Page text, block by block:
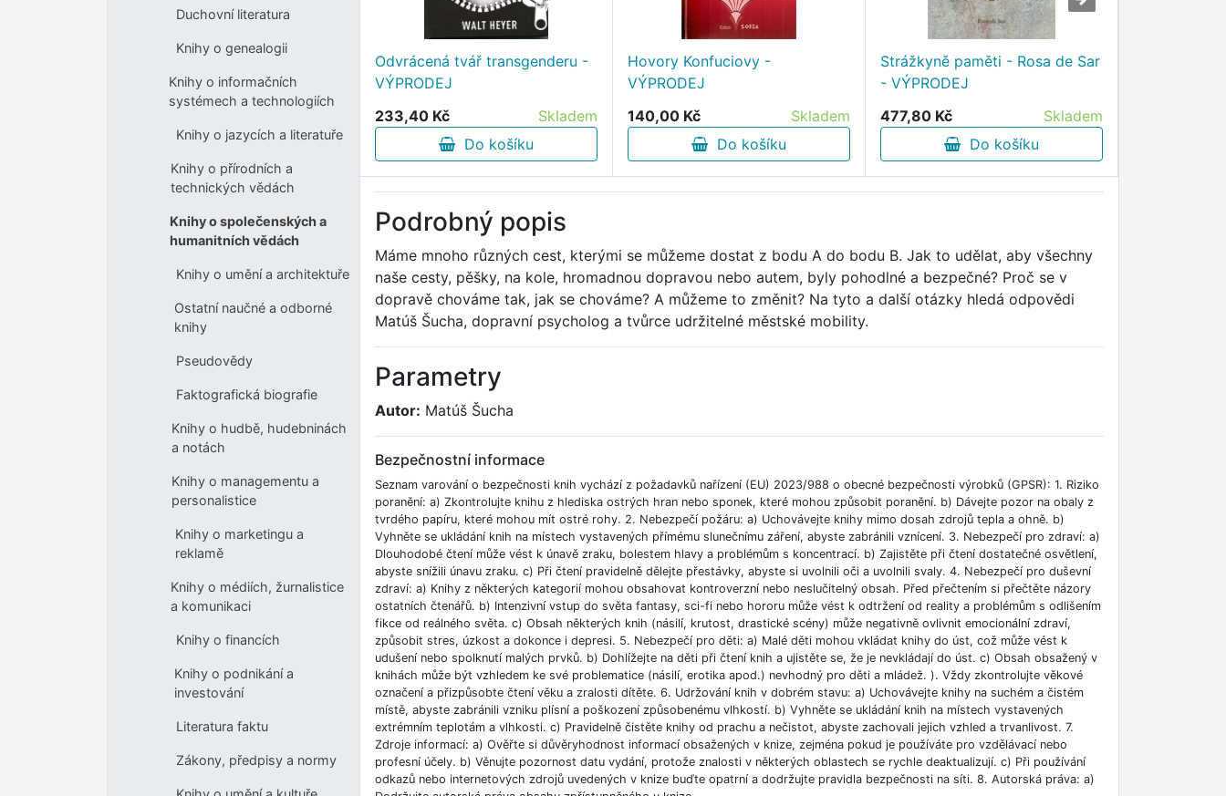
Duchovní literatura
Knihy o genealogii
Knihy o informačních
systémech a technologiích
Knihy o jazycích a literatuře
Knihy o přírodních a
technických vědách
Knihy o společenských a
humanitních vědách
Knihy o umění a architektuře
Ostatní naučné a odborné
knihy
Pseudovědy
Faktografická biografie
Knihy o hudbě, hudebninách
a notách
Knihy o managementu a
personalistice
Knihy o marketingu a
reklamě
Knihy o médiích, žurnalistice
a komunikaci
Knihy o financích
Knihy o podnikání a
investování
Literatura faktu
Zákony, předpisy a normy
Odvrácená tvář transgenderu -
VÝPRODEJ
233,40 Kč
Skladem
Do košíku
Hovory Konfuciovy -
VÝPRODEJ
140,00 Kč
Skladem
Do košíku
Strážkyně paměti - Rosa de Sar
- VÝPRODEJ
477,80 Kč
Skladem
Do košíku
Podrobný popis
Máme mnoho různých cest, kterými se můžeme dostat z bodu A do bodu B. Jak to udělat, aby všechny
naše cesty, pěšky, na kole, hromadnou dopravou nebo autem, byly pohodlné a bezpečné? Proč se v
dopravě chováme tak, jak se chováme? A můžeme to změnit? Na tyto a další otázky hledá odpovědi
Matúš Šucha, dopravní psycholog a tvůrce udržitelné městské mobility.
Parametry
Autor: Matúš Šucha
Bezpečnostní informace
Seznam varování o bezpečnosti knih vychází z požadavků nařízení (EU) 2023/988 o obecné bezpečnosti výrobků (GPSR): 1. Riziko
poranění: a) Zkontrolujte knihu z hlediska ostrých hran nebo sponek, které mohou způsobit poranění. b) Dávejte pozor na obaly z
tvrdého papíru, které mohou mít ostré rohy. 2. Nebezpečí požáru: a) Uchovávejte knihy mimo dosah zdrojů tepla a ohně. b)
Vyhněte se ukládání knih na místech vystavených přímému slunečnímu záření, abyste zabránili vznícení. 3. Nebezpečí pro zdraví: a)
Dlouhodobé čtení může vést k únavě zraku, bolestem hlavy a problémům s koncentrací. b) Zajistěte při čtení dostatečné osvětlení,
abyste snížili únavu zraku. c) Při čtení pravidelně dělejte přestávky, abyste si uvolnili oči a uvolnili svaly. 4. Nebezpečí pro duševní
zdraví: a) Knihy z některých kategorií mohou obsahovat kontroverzní nebo neslučitelný obsah. Před přečtením si přečtěte názory
ostatních čtenářů. b) Intenzivní vstup do světa fantasy, sci-fi nebo hororu může vést k odtržení od reality a problémům s odlišením
fikce od reálného světa. c) Obsah některých knih (násilí, krutost, drastické scény) může negativně ovlivnit emocionální zdraví,
způsobit stres, úzkost a dokonce i depresi. 5. Nebezpečí pro děti: a) Malé děti mohou vkládat knihy do úst, což může vést k
udušení nebo spolknutí malých prvků. b) Dohlížejte na děti při čtení knih a ujistěte se, že je nevkládají do úst. c) Obsah obsažený v
knihách může být vzhledem ke své problematice (násilí, erotika apod.) nevhodný pro děti a mládež. ). Vždy zkontrolujte věkové
označení a přizpůsobte čtení věku a zralosti dítěte. 6. Udržování knih v dobrém stavu: a) Uchovávejte knihy na suchém a čistém
místě, abyste zabránili vzniku plísní a poškození způsobenému vlhkostí. b) Vyhněte se ukládání knih na místech vystavených
extrémním teplotám a vlhkosti. c) Pravidelně čistěte knihy od prachu a nečistot, abyste zachovali jejich vzhled a trvanlivost. 7.
Zdroje informací: a) Ověřte si důvěryhodnost informací obsažených v knize, zejména pokud je používáte pro vzdělávací nebo
profesní účely. b) Věnujte pozornost datu vydání, protože znalosti v některých oblastech se rychle deaktualizují. c) Při používání
odkazů nebo internetových zdrojů uvedených v knize buďte opatrní a dodržujte pravidla bezpečnosti na síti. 8. Autorská práva: a)